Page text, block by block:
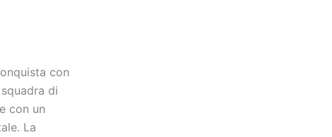
con
di
con un
La